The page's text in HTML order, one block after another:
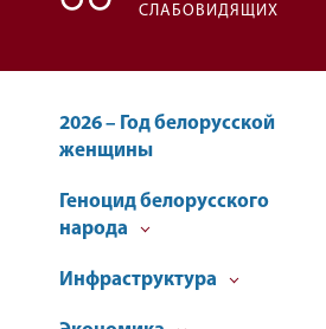
СЛАБОВИДЯЩИХ
2026 – Год белорусской
женщины
Геноцид белорусского
народа
Инфраструктура